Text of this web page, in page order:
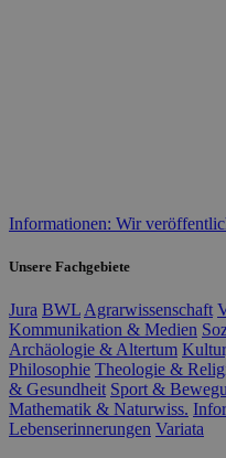
Informationen: Wir
Unsere Fachgebiete
Jura BWLAgrarwissenschaft
Kommunikation & Medien
Archäologie & Altertum
Philosophie Theologie &
& Gesundheit Sport &
Mathematik & Naturwiss.
Lebenserinnerungen Variata